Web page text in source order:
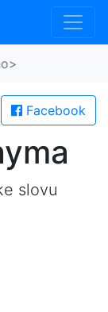
Facebook
slovu